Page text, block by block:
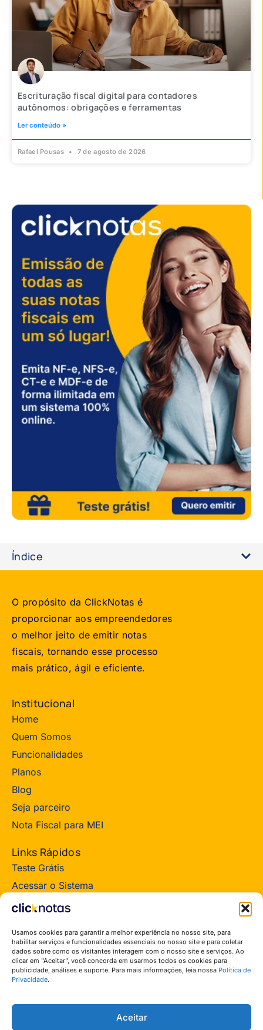
Usamos cookies para garantir a melhor experiência no nosso site, para
habilitar serviços e funcionalidades essenciais no nosso site e para coletar
dados sobre como os visitantes interagem com o nosso site e serviços. Ao
clicar em "Aceitar", você concorda em usarmos todos os cookies para
publicidade, análises e suporte. Para mais informações, leia nossa Política de
Privacidade.
Aceitar
Escrituração fiscal digital para contadores
autônomos: obrigações e ferramentas
Ler conteúdo »
Rafael Pousas 7 de agosto de 2026
Índice
O propósito da ClickNotas é
proporcionar aos empreendedores
o melhor jeito de emitir notas
fiscais, tornando esse processo
mais prático, ágil e eficiente.
Institucional
Home
Quem Somos
Funcionalidades
Planos
Blog
Seja parceiro
Nota Fiscal para MEI
Links Rápidos
Teste Grátis
Acessar o Sistema
Suporte ClickNotas
Termos de Serviços
Termos Parceiro
Fale com um vendedor: